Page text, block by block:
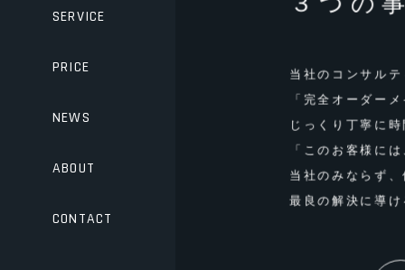
SERVICE
PRICE
NEWS
ABOUT
CONTACT
当社のコンサル
「完全オーダー
じっくり丁寧に
「このお客様に
当社のみならず
最良の解決に導